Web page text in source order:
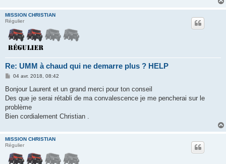
MISSION CHRISTIAN
Régulier
Re: UMM à chaud qui ne demarre plus ? HELP
M
s
a
g
04 avr. 2018, 08:42
Bonjour Laurent et un grand merci pour ton conseil
Des que je serai rétabli de ma convalescence je me pencherai sur le
problème
Bien cordialement Christian .
MISSION CHRISTIAN
Régulier